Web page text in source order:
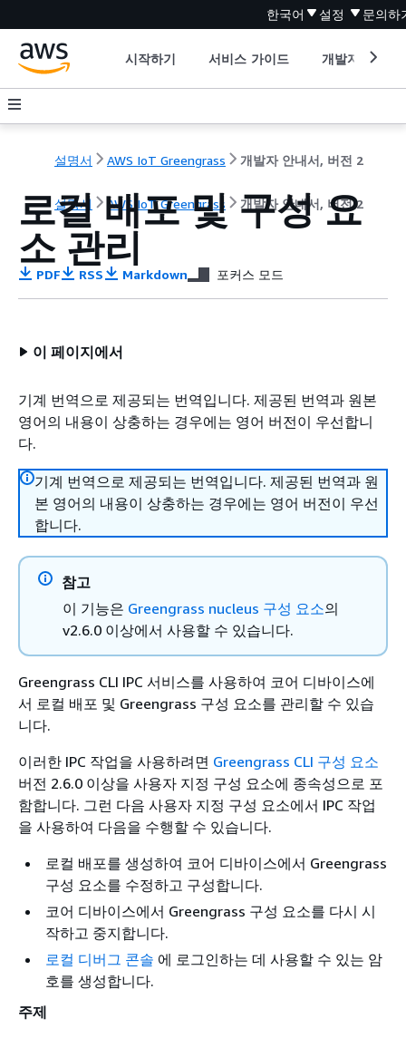
한국어 설정 문의하
시작하기 서비스 가이드 개발자 도구
설명서 AWS IoT Greengrass 개발자 안내서, 버전 2
설명서 AWS IoT Greengrass 개발자 안내서, 버전 2
로컬 배포 및 구성 요
소 관리
PDF RSS Markdown 포커스 모드
이 페이지에서
기계 번역으로 제공되는 번역입니다. 제공된 번역과 원본
영어의 내용이 상충하는 경우에는 영어 버전이 우선합니
다.
기계 번역으로 제공되는 번역입니다. 제공된 번역과 원
본 영어의 내용이 상충하는 경우에는 영어 버전이 우선
합니다.
참고
이 기능은 Greengrass nucleus 구성 요소의
v2.6.0 이상에서 사용할 수 있습니다.
Greengrass CLI IPC 서비스를 사용하여 코어 디바이스에
서 로컬 배포 및 Greengrass 구성 요소를 관리할 수 있습
니다.
이러한 IPC 작업을 사용하려면 Greengrass CLI 구성 요소
버전 2.6.0 이상을 사용자 지정 구성 요소에 종속성으로 포
함합니다. 그런 다음 사용자 지정 구성 요소에서 IPC 작업
을 사용하여 다음을 수행할 수 있습니다.
로컬 배포를 생성하여 코어 디바이스에서 Greengrass
구성 요소를 수정하고 구성합니다.
코어 디바이스에서 Greengrass 구성 요소를 다시 시
작하고 중지합니다.
로컬 디버그 콘솔 에 로그인하는 데 사용할 수 있는 암
호를 생성합니다.
주제